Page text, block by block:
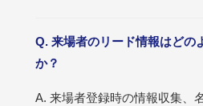
Q. 来場者のリード情報はどの
か？
A. 来場者登録時の情報収集、